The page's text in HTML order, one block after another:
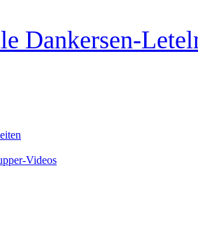
Dankersen-
Videos